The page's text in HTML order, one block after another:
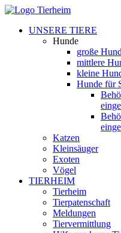
UNSERE TIERE
Hunde
große
mittlere
kleine
Hunde für
Katzen
Kleinsäuger
Exoten
Vögel
TIERHEIM
Tierheim
Tierpatenschaft
Meldungen
Tiervermittlung